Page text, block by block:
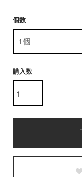
個数
購入数